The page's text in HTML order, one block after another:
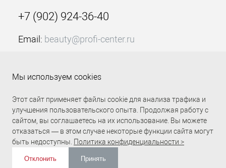
+7 (902) 924-36-40
Email: beauty@profi-center.ru
Прямая связь Profi Center
Мы используем cookies
Этот сайт применяет файлы cookie для анализа трафика и
улучшения пользовательского опыта. Продолжая работу с
сайтом, вы соглашаетесь на их использование. Вы можете
отказаться — в этом случае некоторые функции сайта могут
быть недоступны. Политика конфиденциальности >
Отклонить Принять